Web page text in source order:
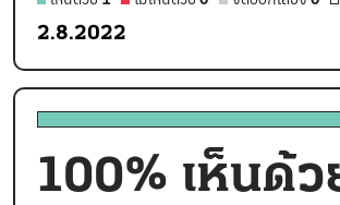
2.8.2022
100% เห็นด้ว